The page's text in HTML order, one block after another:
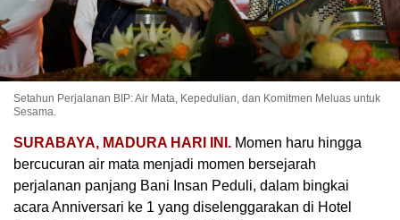
Setahun Perjalanan BIP: Air Mata, Kepedulian, dan Komitmen Meluas untuk
Sesama.
SURABAYA, MADURA HARI INI. Momen haru hingga
bercucuran air mata menjadi momen bersejarah
perjalanan panjang Bani Insan Peduli, dalam bingkai
acara Anniversari ke 1 yang diselenggarakan di Hotel